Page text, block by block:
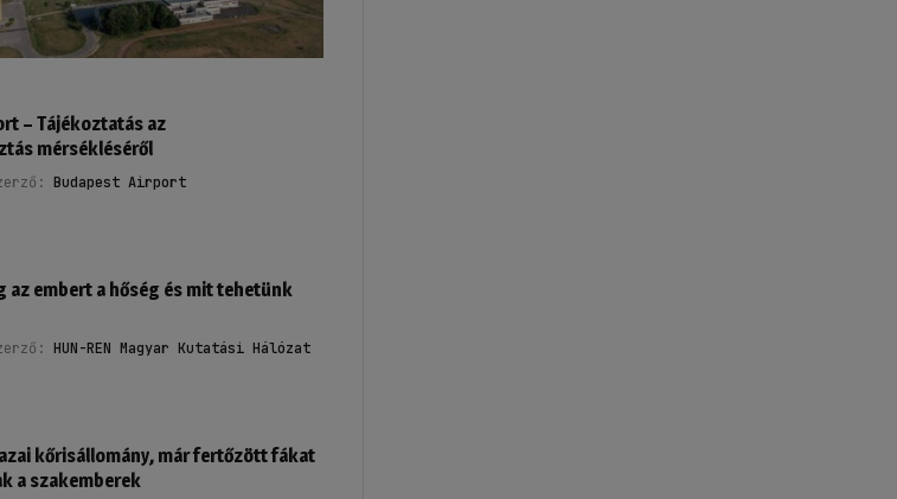
– Tájékoztatás az
mérsékléséről
Budapest Airport
az embert a hőség és mit tehetünk
HUN-REN Magyar Kutatási Hálózat
kőrisállomány, már fertőzött fákat
a szakemberek